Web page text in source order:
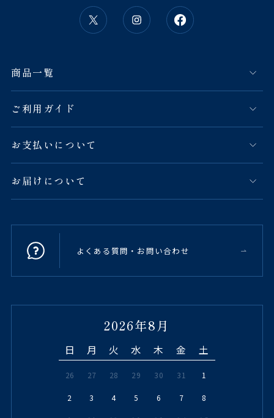
商品一覧
ご利用ガイド
お支払いについて
お届けについて
よくある質問・お問い合わせ
2026年8月
日 月 火 水 木 金 土
26 27 28 29 30 31 1
2 3 4 5 6 7 8